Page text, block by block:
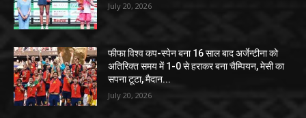
July 20, 2026
फीफा विश्व कप-स्पेन बना 16 साल बाद अर्जेन्टीना को
अतिरिक्त समय में 1-0 से हराकर बना चैम्पियन, मेसी का
सपना टूटा, मैदान...
July 20, 2026